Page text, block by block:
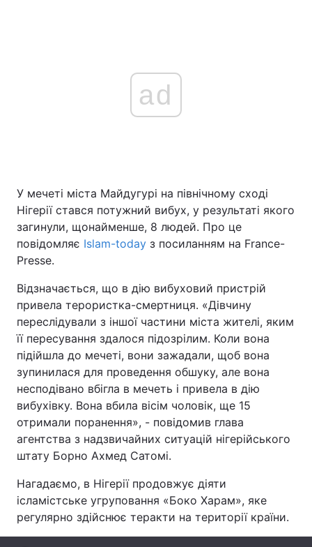
Головна Війна
Україна Політика
Економіка Світ
Спорт Наука
Лайт
Зброя Інциденти
Цікавинки Погода
Екологія Регіони
ad
У мечеті міста Майдугурі на північному сході
Нігерії стався потужний вибух, у результаті якого
загинули, щонайменше, 8 людей. Про це
повідомляє Islam-today з посиланням на France-
Presse.
Відзначається, що в дію вибуховий пристрій
привела терористка-смертниця. «Дівчину
переслідували з іншої частини міста жителі, яким
її пересування здалося підозрілим. Коли вона
підійшла до мечеті, вони зажадали, щоб вона
зупинилася для проведення обшуку, але вона
несподівано вбігла в мечеть і привела в дію
вибухівку. Вона вбила вісім чоловік, ще 15
отримали поранення», - повідомив глава
агентства з надзвичайних ситуацій нігерійського
штату Борно Ахмед Сатомі.
Нагадаємо, в Нігерії продовжує діяти
ісламістське угруповання «Боко Харам», яке
регулярно здійснює теракти на території країни.